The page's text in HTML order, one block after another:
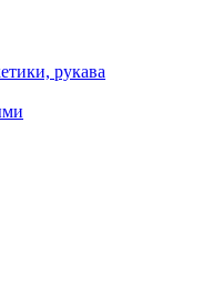
рукава